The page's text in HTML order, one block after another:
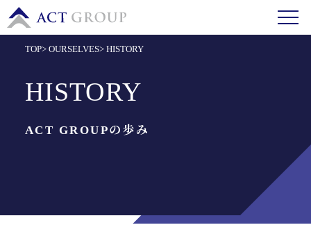
TOP> OURSELVES> HISTORY
HISTORY
ACT GROUPの歩み